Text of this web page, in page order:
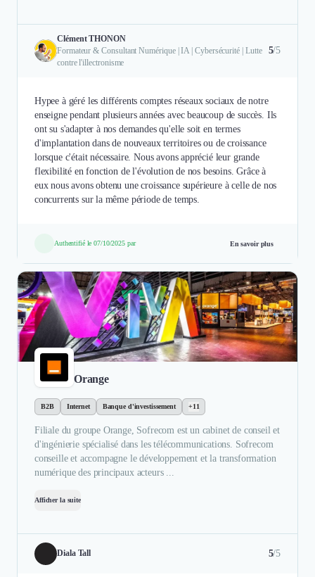
Clément THONON
Formateur & Consultant Numérique | IA | Cybersécurité | Lutte
contre l'illectronisme
5/5
Hypee à géré les différents comptes réseaux sociaux de notre
enseigne pendant plusieurs années avec beaucoup de succès. Ils
ont su s'adapter à nos demandes qu'elle soit en termes
d'implantation dans de nouveaux territoires ou de croissance
lorsque c'était nécessaire. Nous avons apprécié leur grande
flexibilité en fonction de l'évolution de nos besoins. Grâce à
eux nous avons obtenu une croissance supérieure à celle de nos
concurrents sur la même période de temps.
Authentifié le 07/10/2025 par En savoir plus
Orange
B2B Internet Banque d'investissement +11
Filiale du groupe Orange, Sofrecom est un cabinet de conseil et
d'ingénierie spécialisé dans les télécommunications. Sofrecom
conseille et accompagne le développement et la transformation
numérique des principaux acteurs ...
Afficher la suite
Diala Tall 5/5